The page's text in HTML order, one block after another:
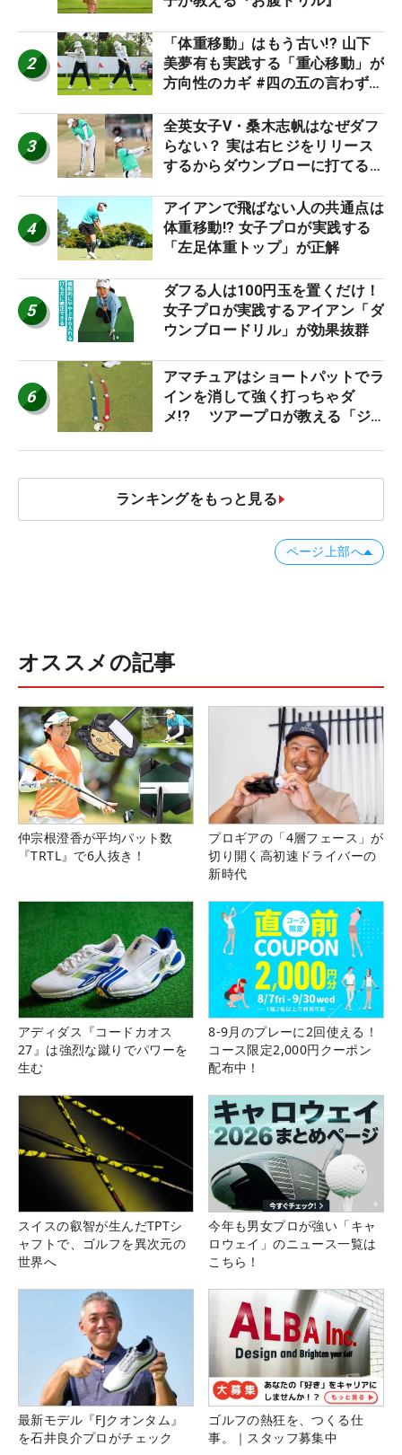
2
「体重移動」はもう古い!? 山下
美夢有も実践する「重心移動」が
方向性のカギ #四の五の言わず振
3
全英女子V・桑木志帆はなぜダフ
らない？ 実は右ヒジをリリース
するからダウンブローに打てる #
4
アイアンで飛ばない人の共通点は
体重移動!? 女子プロが実践する
「左足体重トップ」が正解
5
ダフる人は100円玉を置くだけ！
女子プロが実践するアイアン「ダ
ウンブロードリル」が効果抜群
6
アマチュアはショートパットでラ
インを消して強く打っちゃダ
メ!? ツアープロが教える「ジ
減するワケ
ランキングをもっと見る
ページ上部へ
オススメの記事
仲宗根澄香が平均パット数
『TRTL』で6人抜き！
プロギアの「4層フェース」が
切り開く高初速ドライバーの
新時代
アディダス『コードカオス
27』は強烈な蹴りでパワーを
生む
8-9月のプレーに2回使える！
コース限定2,000円クーポン
配布中！
スイスの叡智が生んだTPTシ
ャフトで、ゴルフを異次元の
世界へ
今年も男女プロが強い「キャ
ロウェイ」のニュース一覧は
こちら！
最新モデル『FJクオンタム』
を石井良介プロがチェック
ゴルフの熱狂を、つくる仕
事。｜スタッフ募集中